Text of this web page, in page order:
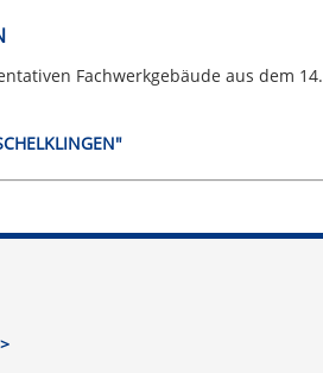
Fachwerkgebäude aus dem 14.